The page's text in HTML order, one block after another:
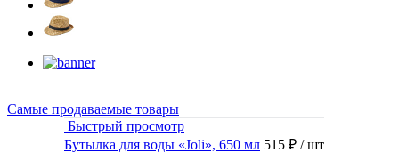
Самые продаваемые товары
Быстрый просмотр
Бутылка для воды «Joli», 650 мл 515 ₽ / шт